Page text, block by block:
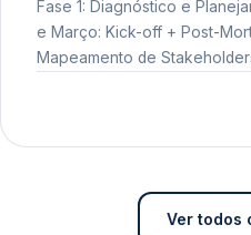
Fase 1: Diagnóstico e
e Março: Kick-off + Post-
Mapeamento de
Ver todos